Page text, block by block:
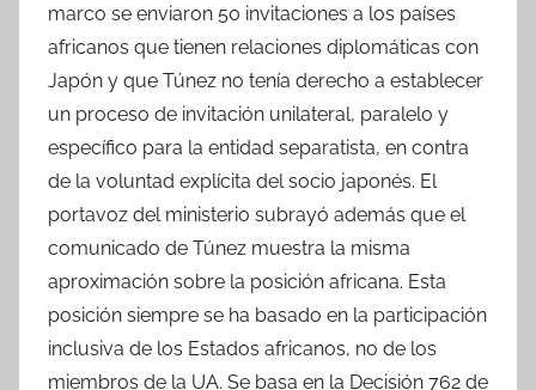
marco se enviaron 50 invitaciones a los países
africanos que tienen relaciones diplomáticas con
Japón y que Túnez no tenía derecho a establecer
un proceso de invitación unilateral, paralelo y
específico para la entidad separatista, en contra
de la voluntad explícita del socio japonés. El
portavoz del ministerio subrayó además que el
comunicado de Túnez muestra la misma
aproximación sobre la posición africana. Esta
posición siempre se ha basado en la participación
inclusiva de los Estados africanos, no de los
miembros de la UA. Se basa en la Decisión 762 de